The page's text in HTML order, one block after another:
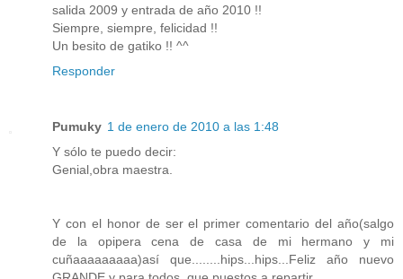
salida 2009 y entrada de año 2010 !!
Siempre, siempre, felicidad !!
Un besito de gatiko !! ^^
Responder
Pumuky 1 de enero de 2010 a las 1:48
Y sólo te puedo decir:
Genial,obra maestra.
Y con el honor de ser el primer comentario del año(salgo
de la opipera cena de casa de mi hermano y mi
cuñaaaaaaaaa)así que........hips...hips...Feliz año nuevo